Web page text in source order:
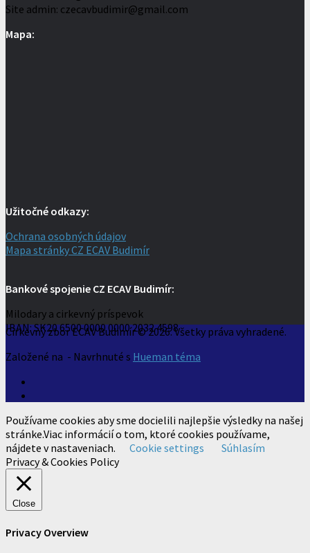
Site admin: czecavbudimir@gmail.com
Mapa:
Užitočné odkazy:
Ochrana osobných údajov
Mapa stránky CZ ECAV Budimír
Bankové spojenie CZ ECAV Budimír:
Milodary a cirkevný príspevok
IBAN: SK20 6500 0000 0000 2032 4598
Cirkevný zbor ECAV Budimír © 2026. Všetky práva vyhradené.
Založené na - Navrhnuté s Hueman téma
Používame cookies aby sme docielili najlepšie výsledky na našej
stránke.Viac informácií o tom, ktoré cookies používame,
nájdete v nastaveniach.
Cookie settings
Súhlasím
Privacy & Cookies Policy
Close
Privacy Overview